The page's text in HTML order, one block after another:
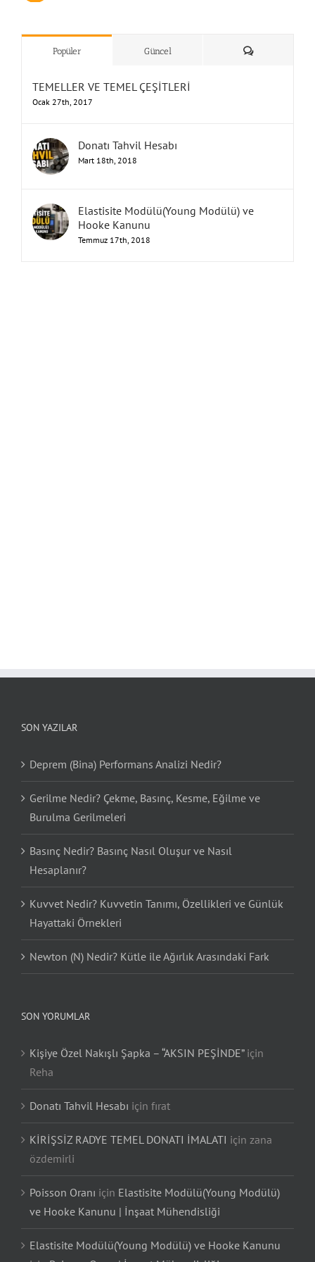
& ”Humbarahane”
Popüler Güncel Yorum
TEMELLER VE TEMEL ÇEŞİTLERİ
Ocak 27th, 2017
Donatı Tahvil Hesabı
Mart 18th, 2018
Elastisite Modülü(Young Modülü) ve
Hooke Kanunu
Temmuz 17th, 2018
SON YAZILAR
Deprem (Bina) Performans Analizi Nedir?
Gerilme Nedir? Çekme, Basınç, Kesme, Eğilme ve
Burulma Gerilmeleri
Basınç Nedir? Basınç Nasıl Oluşur ve Nasıl
Hesaplanır?
Kuvvet Nedir? Kuvvetin Tanımı, Özellikleri ve Günlük
Hayattaki Örnekleri
Newton (N) Nedir? Kütle ile Ağırlık Arasındaki Fark
SON YORUMLAR
Kişiye Özel Nakışlı Şapka – “AKSIN PEŞİNDE”için
Reha
Donatı Tahvil Hesabı için fırat
KİRİŞSİZ RADYE TEMEL DONATI İMALATI için zana
özdemirli
Poisson Oranı için Elastisite Modülü(Young Modülü)
ve Hooke Kanunu | İnşaat Mühendisliği
Elastisite Modülü(Young Modülü) ve Hooke Kanunu